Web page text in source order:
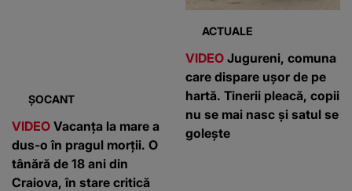
care dispare ușor de pe
hartă. Tinerii pleacă, copii
golește
Parteneri